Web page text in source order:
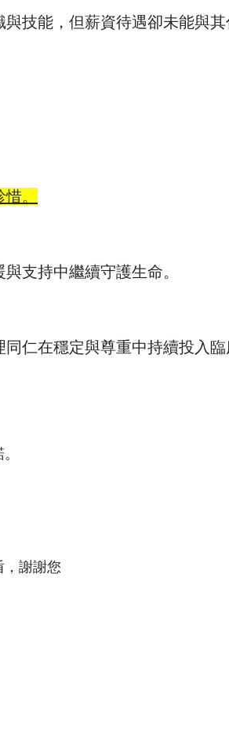
與技能，但薪資待遇卻未能與
。
支持中繼續守護生命。
仁在穩定與尊重中持續投入
謝謝您